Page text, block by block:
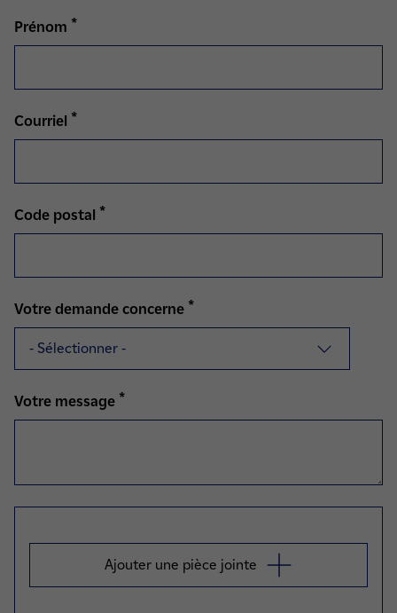
Prénom *
Courriel *
Code postal *
Votre demande concerne *
Votre message *
Ajouter une pièce jointe